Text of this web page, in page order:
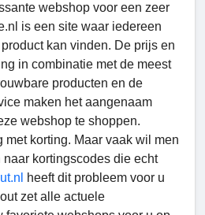
webshop voor een zeer
is een site waar iedereen
kan vinden. De prijs en
in combinatie met de meest
producten en de
maken het aangenaam
webshop te shoppen.
met korting. Maar vaak wil men
kortingscodes die echt
heeft dit probleem voor u
zet alle actuele